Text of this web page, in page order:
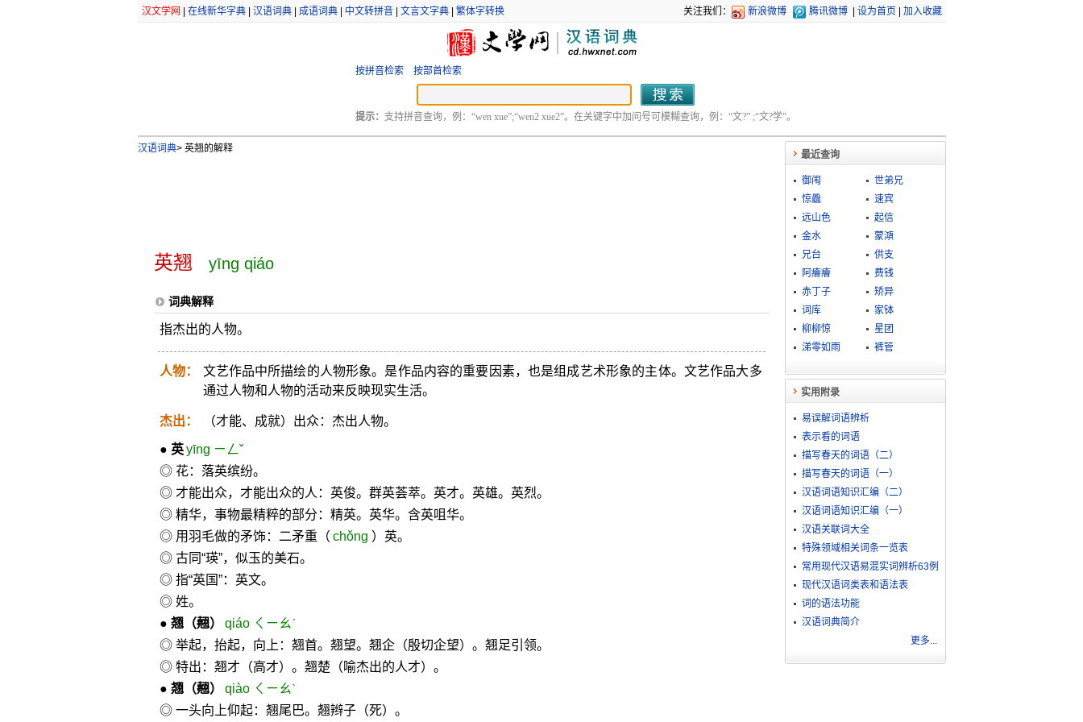
汉文学网 在线新华字典| 汉语词典| 成语词典| 中文转拼音| 文言文字典| 繁体字转换 关注我们： 新浪微博 腾讯微博 设为首页 加入收藏
按拼音检索 按部首检索
提示： 支持拼音查询，例：“wen xue”;“wen2 xue2”。在关键字中加问号可模糊查询，例：“文?” ;“文?学”。
汉语词典>英翘的解释
英翘 yīng qiáo
词典解释
指杰出的人物。
人物：
文艺作品中所描绘的人物形象。是作品内容的重要因素，也是组成艺术形象的主体。文艺作品大多
通过人物和人物的活动来反映现实生活。
杰出： （才能、成就）出众：杰出人物。
● 英 yīng ㄧㄥˇ
◎ 花：落英缤纷。
◎ 才能出众，才能出众的人：英俊。群英荟萃。英才。英雄。英烈。
◎ 精华，事物最精粹的部分：精英。英华。含英咀华。
◎ 用羽毛做的矛饰：二矛重（ chǒng ）英。
◎ 古同“瑛”，似玉的美石。
◎ 指“英国”：英文。
◎ 姓。
● 翘（翹）
qiáo ㄑㄧㄠˊ
◎ 举起，抬起，向上：翘首。翘望。翘企（殷切企望）。翘足引领。
◎ 特出：翘才（高才）。翘楚（喻杰出的人才）。
● 翘（翹）
qiào ㄑㄧㄠˋ
◎ 一头向上仰起：翘尾巴。翘辫子（死）。
最近查询
御闱
世弟兄
惊飍
速宾
远山色
起信
金水
蒙澒
兄台
供支
阿癐癐
费钱
赤丁子
矫异
词库
家钵
柳柳惊
星团
涕零如雨
裤管
实用附录
易误解词语辨析
表示看的词语
描写春天的词语（二）
描写春天的词语（一）
汉语词语知识汇编（二）
汉语词语知识汇编（一）
汉语关联词大全
特殊领域相关词条一览表
常用现代汉语易混实词辨析63例
现代汉语词类表和语法表
词的语法功能
汉语词典简介
更多...